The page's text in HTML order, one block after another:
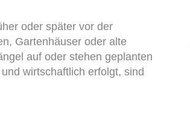
oder später vor der
Gartenhäuser oder alte
auf oder stehen geplanten
wirtschaftlich erfolgt, sind